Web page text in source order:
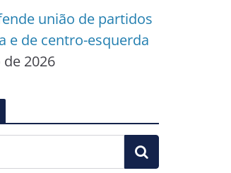
união de partidos
e de centro-esquerda
2026